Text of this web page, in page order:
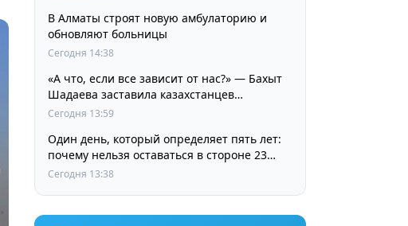
В Алматы строят новую амбулаторию и
обновляют больницы
Сегодня 14:38
«А что, если все зависит от нас?» — Бахыт
Шадаева заставила казахстанцев
остановиться и задуматься
Сегодня 13:59
Один день, который определяет пять лет:
почему нельзя оставаться в стороне 23
августа
Сегодня 13:38